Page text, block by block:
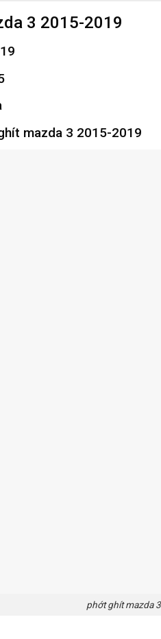
3 2015-2019
mazda 3 2015-2019
phớt ghít mazda